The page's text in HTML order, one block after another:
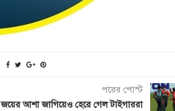
পরের পোস্ট
জয়ের আশা জাগিয়েও হেরে গেল টাইগাররা